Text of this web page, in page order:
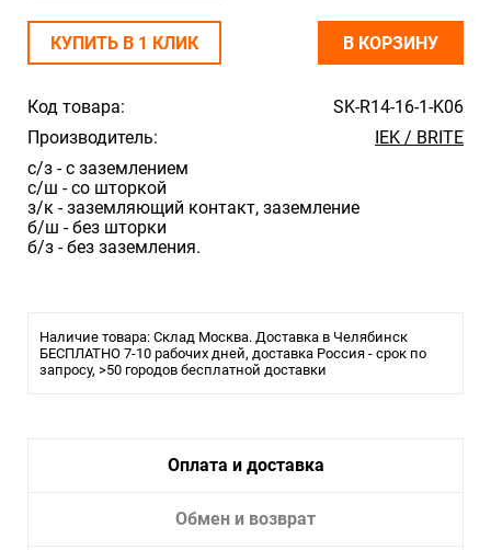
Код товара:
SK-R14-16-1-K06
Производитель:
IEK / BRITE
с/з - с заземлением
с/ш - со шторкой
з/к - заземляющий контакт, заземление
б/ш - без шторки
б/з - без заземления.
Наличие товара: Склад Москва. Доставка в Челябинск
БЕСПЛАТНО 7-10 рабочих дней, доставка Россия - срок по
запросу, >50 городов бесплатной доставки
КУПИТЬ В 1 КЛИК В КОРЗИНУ
Оплата и доставка
Обмен и возврат